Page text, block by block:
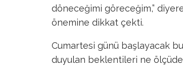
döneceğimi göreceğim,”
önemine dikkat çekti.
Cumartesi günü başlayacak bu
duyulan beklentileri ne